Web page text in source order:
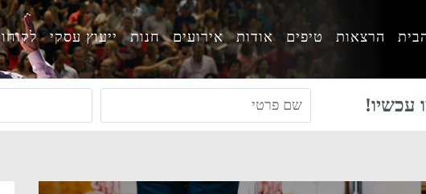
הרצאות טיפים אודות אירועים חנות ייעוץ עסקי
עכשיו!